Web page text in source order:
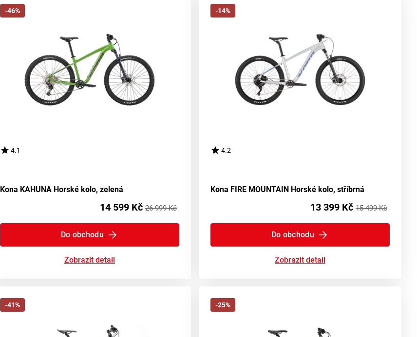
-46%
4.1
Kona KAHUNA Horské kolo, zelená
14 599 Kč 26 999 Kč
Do obchodu
Zobrazit detail
-14%
4.2
Kona FIRE MOUNTAIN Horské kolo, stříbrná
13 399 Kč 15 499 Kč
Do obchodu
Zobrazit detail
-41% -25%